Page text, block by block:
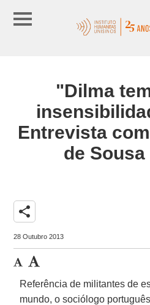
"Dilma
Entrevista
de
share
28 Outubro 2013
Referência de militantes de
mundo, o sociólogo português